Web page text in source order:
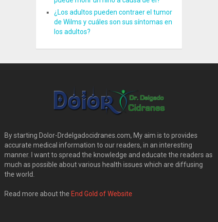
¿Los adultos pueden contraer el tumor
de Wilms y cuáles son sus síntomas en
los adultos?
By starting Dolor-Drdelgadocidranes.com, My aim is to provides
accurate medical information to our readers, in an interesting
manner. I want to spread the knowledge and educate the readers as
much as possible about various health issues which are diffusing
the world.
Read more about the End Gold of Website